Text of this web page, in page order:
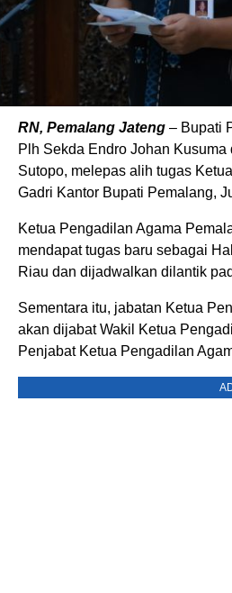
RN, Pemalang Jateng – Bupati
Plh Sekda Endro Johan
Sutopo, melepas alih tugas
Gadri Kantor Bupati Pemalang,
Ketua Pengadilan Agama
mendapat tugas baru sebagai
Riau dan dijadwalkan dilantik
Sementara itu, jabatan Ketua
akan dijabat Wakil Ketua
Penjabat Ketua Pengadilan